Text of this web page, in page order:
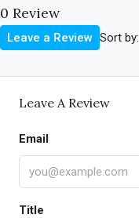
0 Review
Sort by:
Leave a Review
Leave A Review
Email
Title